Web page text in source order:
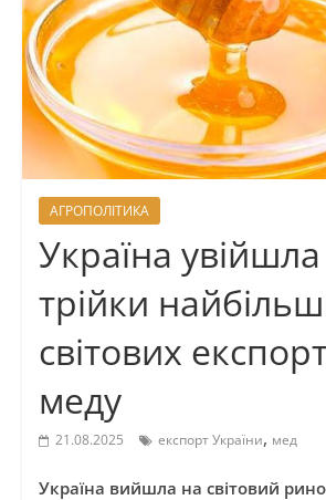
АГРОПОЛІТИКА
Україна
трійки
світових
меду
21.08.2025 експорт України, мед
Україна вийшла на світовий